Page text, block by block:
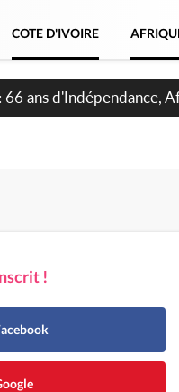
COTE D'IVOIRE
: La CCI-BF
!